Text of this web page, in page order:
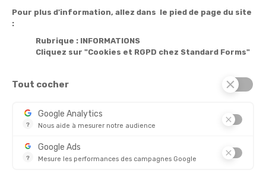
Produits 
Notre société
Pour plus d'information, allez dans le pied de page du site
:
Rubrique : INFORMATIONS
Cliquez sur "Cookies et RGPD chez Standard Forms"
Tout cocher
?
Google Analytics
Nous aide à mesurer notre audience
?
Google Ads
Mesure les performances des campagnes Google